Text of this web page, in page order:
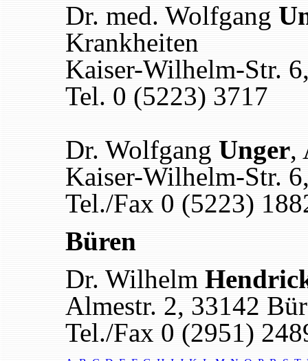
Dr. med. Wolfgang
Krankheiten
Kaiser-Wilhelm-Str.
Tel. 0 (5223) 3717
Dr. Wolfgang Unger,
Kaiser-Wilhelm-Str.
Tel./Fax 0 (5223)
Büren
Dr. Wilhelm
Almestr. 2, 33142
Tel./Fax 0 (2951)